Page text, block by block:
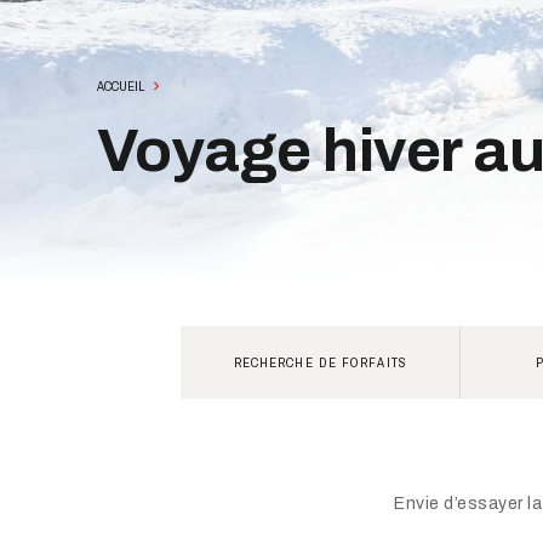
ACCUEIL
Voyage hiver
RECHERCHE DE FORFAITS
3
Envie d’essayer